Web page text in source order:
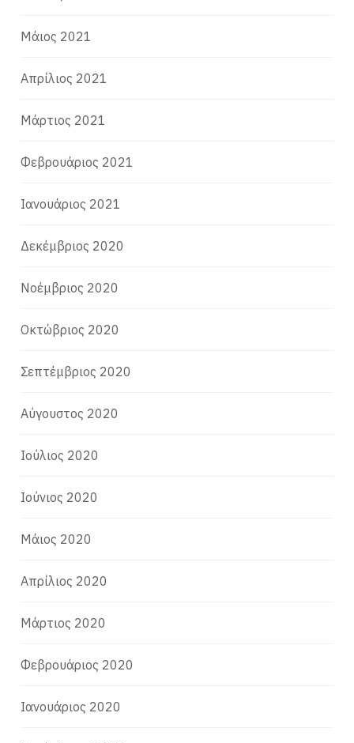
Μάιος 2021
Απρίλιος 2021
Μάρτιος 2021
Φεβρουάριος 2021
Ιανουάριος 2021
Δεκέμβριος 2020
Νοέμβριος 2020
Οκτώβριος 2020
Σεπτέμβριος 2020
Αύγουστος 2020
Ιούλιος 2020
Ιούνιος 2020
Μάιος 2020
Απρίλιος 2020
Μάρτιος 2020
Φεβρουάριος 2020
Ιανουάριος 2020